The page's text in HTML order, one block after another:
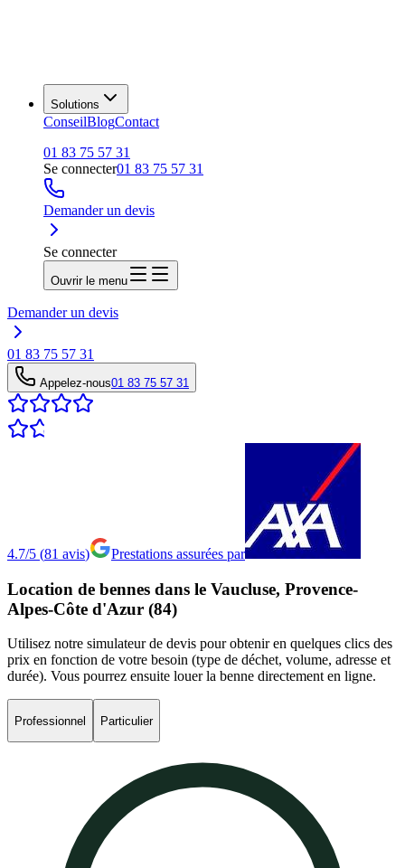
Solutions
ConseilBlogContact
01 83 75 57 31
Se connecter01 83 75 57 31
Demander un devis
Se connecter
Ouvrir le menu
Demander un devis
01 83 75 57 31
Appelez-nous01 83 75 57 31
4.7/5 (81 avis) Prestations assurées par
Location de bennes dans le Vaucluse, Provence-
Alpes-Côte d'Azur (84)
Utilisez notre simulateur de devis pour obtenir en quelques clics des
prix en fonction de votre besoin (type de déchet, volume, adresse et
durée). Vous pourrez ensuite louer la benne directement en ligne.
Professionnel Particulier